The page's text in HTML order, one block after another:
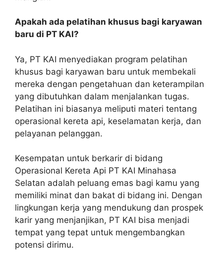
Apakah ada pelatihan khusus bagi karyawan
baru di PT KAI?
Ya, PT KAI menyediakan program pelatihan
khusus bagi karyawan baru untuk membekali
mereka dengan pengetahuan dan keterampilan
yang dibutuhkan dalam menjalankan tugas.
Pelatihan ini biasanya meliputi materi tentang
operasional kereta api, keselamatan kerja, dan
pelayanan pelanggan.
Kesempatan untuk berkarir di bidang
Operasional Kereta Api PT KAI Minahasa
Selatan adalah peluang emas bagi kamu yang
memiliki minat dan bakat di bidang ini. Dengan
lingkungan kerja yang mendukung dan prospek
karir yang menjanjikan, PT KAI bisa menjadi
tempat yang tepat untuk mengembangkan
potensi dirimu.